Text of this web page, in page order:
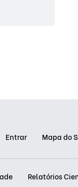
Entrar Mapa do
Relatórios